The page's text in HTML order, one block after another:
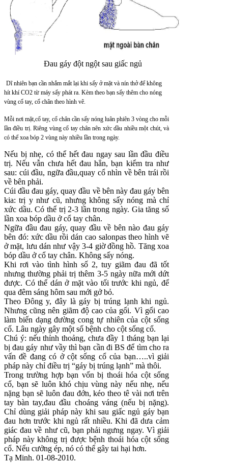
Đau gáy đột ngột sau giấc ngủ
Dĩ nhiên bạn cần nhắm mắt lại khi sấy ở mặt và nín thở để không
hít khí CO2 từ máy sấy phát ra. Kèm theo bạn sấy thêm cho nóng
vùng cổ tay, cổ chân theo hình vẽ.
Mỗi nơi mặt,cổ tay, cổ chân cần sấy nóng luân phiên 3 vòng cho mỗi
lần điều trị. Riêng vùng cổ tay chân nên xức dầu nhiều một chút, và
có thể xoa bóp 2 vùng này nhiều lần trong ngày.
Nếu bị nhẹ, có thể hết đau ngay sau lần đầu điều
trị. Nếu vẫn chưa hết đau hẳn, bạn kiểm tra như
sau: cúi đầu, ngữa đầu,quay cổ nhìn về bên trái rồi
về bên phải.
Cúi đầu đau gáy, quay đầu về bên này đau gáy bên
kia: trị y như cũ, nhưng không sấy nóng mà chỉ
xức dầu. Có thể trị 2-3 lần trong ngày. Gia tăng số
lần xoa bóp dầu ở cổ tay chân.
Ngữa đầu đau gáy, quay đầu về bên nào đau gáy
bên đó: xức dầu rồi dán cao salonpas theo hình vẽ
ở mặt, lưu dán như vậy 3-4 giờ đồng hồ. Tăng xoa
bóp dầu ở cổ tay chân. Không sấy nóng.
Khi rơi vào tình hình số 2, tuy giãm đau đã tốt
nhưng thường phải trị thêm 3-5 ngày nữa mới dứt
được. Có thể dán ở mặt vào tối trước khi ngủ, để
qua đêm sáng hôm sau mới gở bỏ.
Theo Đông y, đây là gáy bị trúng lạnh khi ngủ.
Nhưng cũng nên giãm độ cao của gối. Vì gối cao
làm biến dạng đường cong tự nhiên của cột sống
cổ. Lâu ngày gây một số bệnh cho cột sống cổ.
Chú ý: nếu thỉnh thoảng, chưa đầy 1 tháng bạn lại
bị đau gáy như vầy thì bạn cần đi BS để tìm cho ra
vấn đề đang có ở cột sống cổ của bạn…..vì giải
pháp này chỉ điều trị “gáy bị trúng lạnh” mà thôi.
Trong trường hợp bạn vốn bị thoái hóa cột sống
cổ, bạn sẽ luôn khó chịu vùng này nếu nhẹ, nếu
nặng bạn sẽ luôn đau đớn, kéo theo tê vài nơi trên
tay bàn tay,đau đầu choáng váng (nếu bị nặng).
Chỉ dùng giải pháp này khi sau giấc ngủ gáy bạn
đau hơn trước khi ngủ rất nhiều. Khi đã dưa cảm
giác đau về như cũ, bạn phải ngưng ngay. Vì giải
pháp này không trị được bệnh thoái hóa cột sống
cổ. Nếu cưởng ép, nó có thể gây tai hại hơn.
Tạ Minh. 01-08-2010.